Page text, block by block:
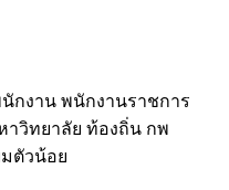
กงาน พนักงานราชการ
าวิทยาลัย ท้องถิ่น กพ
มตัวน้อย